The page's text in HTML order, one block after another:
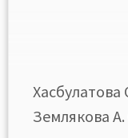
Хасбулатова
Землякова